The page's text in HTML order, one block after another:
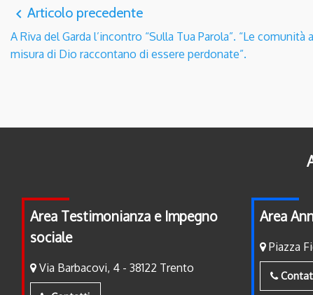
navigate_before Articolo precedente
A Riva del Garda l’incontro “Sulla Tua Parola”. “Le comunità a
misura di Dio raccontano di essere perdonate”.
Area Testimonianza e Impegno
sociale
Via Barbacovi, 4 - 38122 Trento
Area
Piazza